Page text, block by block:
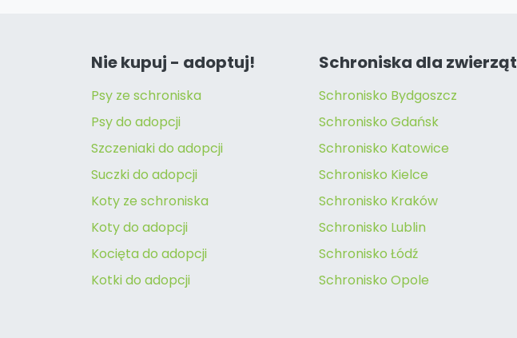
Nie kupuj - adoptuj!
Psy ze schroniska
Psy do adopcji
Szczeniaki do adopcji
Suczki do adopcji
Koty ze schroniska
Koty do adopcji
Kocięta do adopcji
Kotki do adopcji
Schroniska dla zwierząt
Schronisko Bydgoszcz
Schronisko Gdańsk
Schronisko Katowice
Schronisko Kielce
Schronisko Kraków
Schronisko Lublin
Schronisko Łódź
Schronisko Opole